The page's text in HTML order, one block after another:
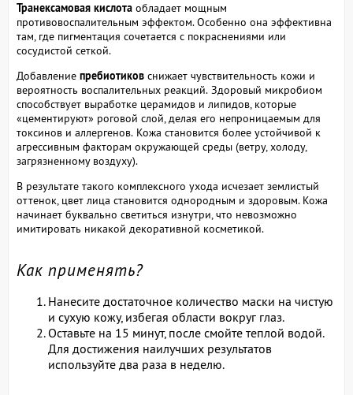
Транексамовая кислота обладает мощным
противовоспалительным эффектом. Особенно она эффективна
там, где пигментация сочетается с покраснениями или
сосудистой сеткой.
Добавление пребиотиков снижает чувствительность кожи и
вероятность воспалительных реакций. Здоровый микробиом
способствует выработке церамидов и липидов, которые
«цементируют» роговой слой, делая его непроницаемым для
токсинов и аллергенов. Кожа становится более устойчивой к
агрессивным факторам окружающей среды (ветру, холоду,
загрязненному воздуху).
В результате такого комплексного ухода исчезает землистый
оттенок, цвет лица становится однородным и здоровым. Кожа
начинает буквально светиться изнутри, что невозможно
имитировать никакой декоративной косметикой.
Как применять?
Нанесите достаточное количество маски на чистую
и сухую кожу, избегая области вокруг глаз.
Оставьте на 15 минут, после смойте теплой водой.
Для достижения наилучших результатов
используйте два раза в неделю.